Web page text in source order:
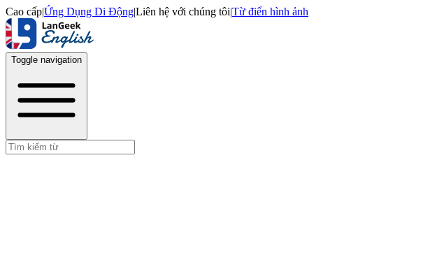
Cao cấp|Ứng Dụng Di Động|Liên hệ với chúng tôi|Từ điển hình ảnh
Toggle navigation